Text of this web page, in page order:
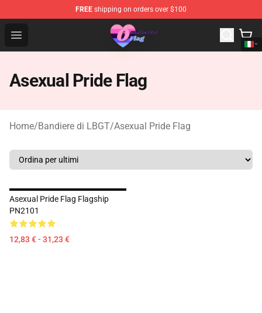
FREE shipping on orders over $100
Open menu
Omnisexual Flag Store - The Best Store of Omnisexual
Asexual Pride Flag
Home/Bandiere di LBGT/Asexual Pride Flag
Asexual Pride Flag Flagship
PN2101
12,83 € - 31,23 €